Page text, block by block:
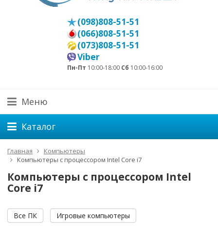
(098)808-51-51
(066)808-51-51
(073)808-51-51
Viber
Пн-Пт 10:00-18:00 Сб 10:00-16:00
Меню
Каталог
Главная
Компьютеры
Компьютеры с процессором Intel Core i7
Компьютеры с процессором Intel
Core i7
Все ПК Игровые компьютеры